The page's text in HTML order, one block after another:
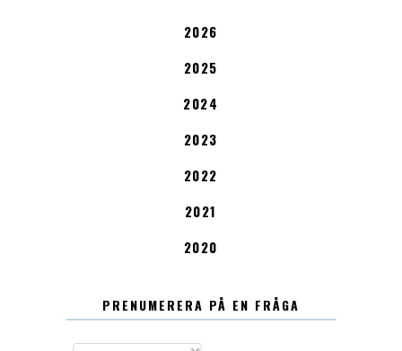
2026
2025
2024
2023
2022
2021
2020
PRENUMERERA PÅ EN FRÅGA